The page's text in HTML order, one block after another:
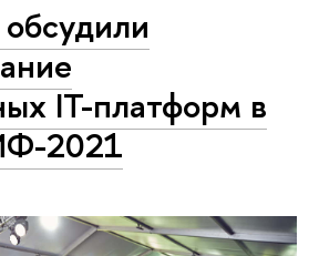
IT-платформ в
2021